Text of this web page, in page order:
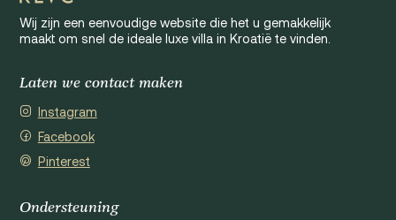
Wij zijn een eenvoudige website die het u gemakkelijk
maakt om snel de ideale luxe villa in Kroatië te vinden.
Laten we contact maken
Instagram
Facebook
Pinterest
Ondersteuning